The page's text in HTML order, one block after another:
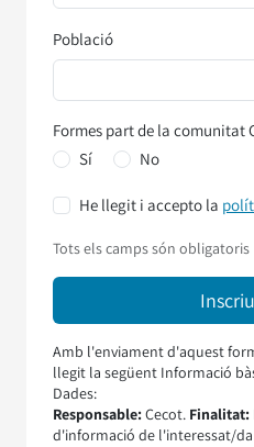
Població
Formes part de la comunitat
Sí
No
He llegit i accepto la
Tots els camps són obligatoris
Amb l'enviament d'aquest
llegit la següent Informació
Dades:
Responsable:Cecot. Finalitat:
d'informació de l'interessat/